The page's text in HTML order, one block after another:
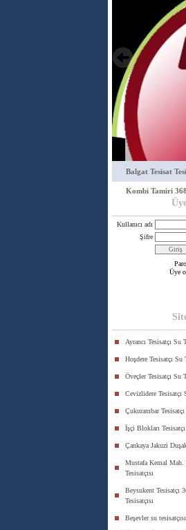
Balgat Tesisat
Kombi Tamiri
Kullanıcı adı
Şifre
Üye
Ayrancı Tesisatçı Su
Hoşdere Tesisatçı Su
Öveçler Tesisatçı Su
Cevizlidere Tesisatçı
Çukurambar
İşçi Blokları
Çankaya Jakuzi
Mustafa Kemal Mah.
Tesisatçısı
Beysukent Tesisatçı
Tesisatçısı
Beşevler su